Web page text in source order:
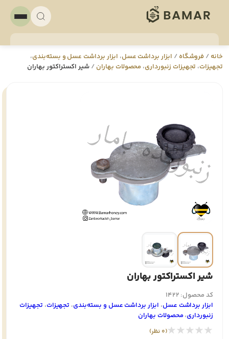
خانه/ فروشگاه/ ابزار برداشت عسل، ابزار برداشت عسل و بسته‌بندی،
تجهيزات، تجهيزات زنبورداری، محصولات بهاران/ شیر اکستراکتور بهاران
شیر اکستراکتور بهاران
کد محصول: 1422
ابزار برداشت عسل، ابزار برداشت عسل و بسته‌بندی، تجهيزات، تجهيزات
زنبورداری،محصولات بهاران
★★★★★(0 نظر)